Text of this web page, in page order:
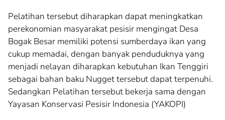
Pelatihan tersebut diharapkan dapat meningkatkan
perekonomian masyarakat pesisir mengingat Desa
Bogak Besar memiliki potensi sumberdaya ikan yang
cukup memadai, dengan banyak penduduknya yang
menjadi nelayan diharapkan kebutuhan Ikan Tenggiri
sebagai bahan baku Nugget tersebut dapat terpenuhi.
Sedangkan Pelatihan tersebut bekerja sama dengan
Yayasan Konservasi Pesisir Indonesia (YAKOPI)